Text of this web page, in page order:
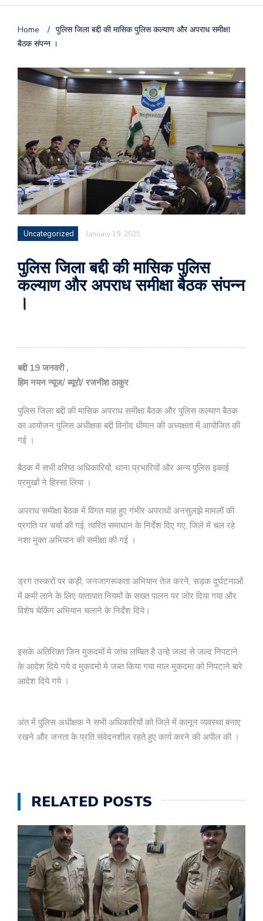
Home / पुलिस जिला बद्दी की मासिक पुलिस कल्याण और अपराध समीक्षा
बैठक संपन्न ।
Uncategorized January 19, 2025
पुलिस जिला बद्दी की मासिक पुलिस
कल्याण और अपराध समीक्षा बैठक संपन्न
।
बद्दी 19 जनवरी ,
हिम नयन न्यूज/ ब्यूरो/ रजनीश ठाकुर
पुलिस जिला बद्दी की मासिक अपराध समीक्षा बैठक और पुलिस कल्याण बैठक
का आयोजन पुलिस अधीक्षक बद्दी विनोद धीमान की अध्यक्षता में आयोजित की
गई ।
बैठक में सभी वरिष्ठ अधिकारियों, थाना प्रभारियों और अन्य पुलिस इकाई
प्रमुखों ने हिस्सा लिया ।
अपराध समीक्षा बैठक में विगत माह हुए गंभीर अपराधों अनसुलझे मामलों की
प्रगति पर चर्चा की गई, त्वरित समाधान के निर्देश दिए गए, जिले में चल रहे
नशा मुक्त अभियान की समीक्षा की गई ।
ड्रग तस्करों पर कड़ी, जनजागरूकता अभियान तेज करने, सड़क दुर्घटनाओं
में कमी लाने के लिए यातायात नियमों के सख्त पालन पर जोर दिया गया और
विशेष चेकिंग अभियान चलाने के निर्देश दिये।
इसके अतिरिक्त जिन मुकदमों मे जांच लम्बित है उन्हे जल्द से जल्द निपटाने
के आदेश दिये गये व मुकदमो मे जब्त किया गया माल मुकदमा को निपटाने बारे
आदेश दिये गये ।
अंत में पुलिस अधीक्षक ने सभी अधिकारियों को जिले में कानून व्यवस्था बनाए
रखने और जनता के प्रति संवेदनशील रहते हुए कार्य करने की अपील की ।
RELATED POSTS